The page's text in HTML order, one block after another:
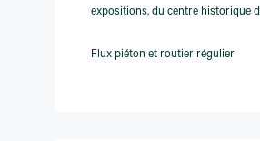
expositions, du centre historique
Flux piéton et routier régulier